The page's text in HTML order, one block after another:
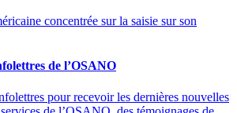
de l’OSANO
pour recevoir les dernières nouvelles